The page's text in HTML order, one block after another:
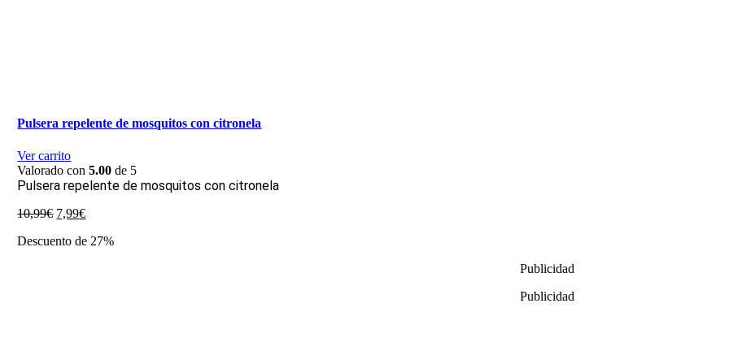
Pulsera repelente de mosquitos con citronela
Ver carrito
Valorado con5.00 de 5
Pulsera repelente de mosquitos con citronela
10,99€ El
original
7,99€El
actual
Descuento de 27%
Publicidad
Publicidad